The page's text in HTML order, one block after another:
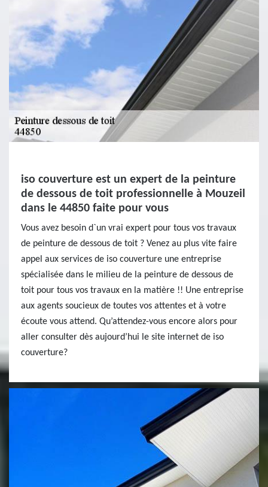
iso couverture est un expert de la peinture
de dessous de toit professionnelle à Mouzeil
dans le 44850 faite pour vous
Vous avez besoin d`un vrai expert pour tous vos travaux
de peinture de dessous de toit ? Venez au plus vite faire
appel aux services de iso couverture une entreprise
spécialisée dans le milieu de la peinture de dessous de
toit pour tous vos travaux en la matière !! Une entreprise
aux agents soucieux de toutes vos attentes et à votre
écoute vous attend. Qu’attendez-vous encore alors pour
aller consulter dès aujourd’hui le site internet de iso
couverture?